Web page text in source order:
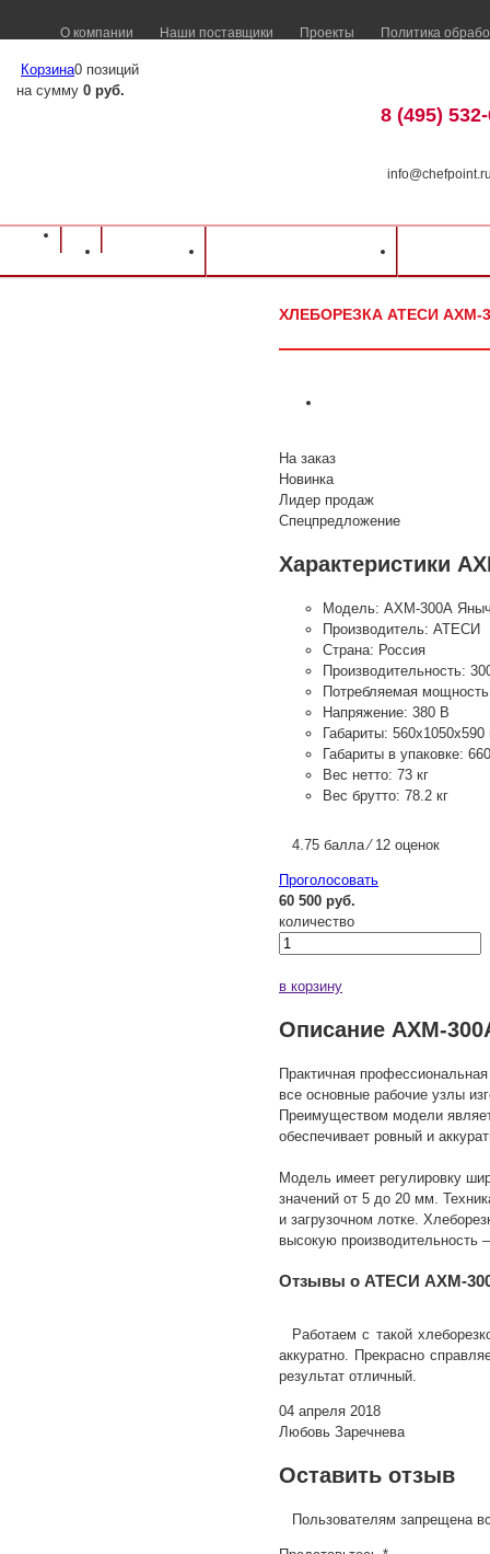
О компании Наши поставщики Проекты Политика
Корзина0 позиций
на сумму 0 руб.
8 (495)
Оборудование для ресторанов и кафе
ХЛЕБОРЕЗКА АТЕСИ
На заказ
Новинка
Лидер продаж
Спецпредложение
Характеристики
Модель: АХМ-300А
Производитель: АТЕСИ
Страна: Россия
Производительность:
Потребляемая
Напряжение: 380 В
Габариты:
Габариты в упаковке:
Вес нетто: 73 кг
Вес брутто: 78.2 кг
4.75 балла ⁄ 12 оценок
Проголосовать
60 500 руб.
количество
в корзину
Описание АХМ-
Практичная
все основные рабочие узлы
Преимуществом модели
обеспечивает ровный и
Модель имеет регулировку
значений от 5 до 20 мм.
и загрузочном лотке.
высокую производительность
Отзывы о АТЕСИ АХМ-
Работаем с такой
аккуратно. Прекрасно
результат отличный.
04 апреля 2018
Любовь Заречнева
Оставить отзыв
Пользователям запрещена